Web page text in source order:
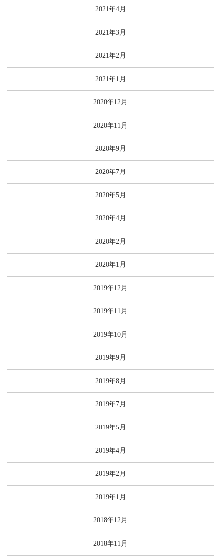
2021年4月
2021年3月
2021年2月
2021年1月
2020年12月
2020年11月
2020年9月
2020年7月
2020年5月
2020年4月
2020年2月
2020年1月
2019年12月
2019年11月
2019年10月
2019年9月
2019年8月
2019年7月
2019年5月
2019年4月
2019年2月
2019年1月
2018年12月
2018年11月